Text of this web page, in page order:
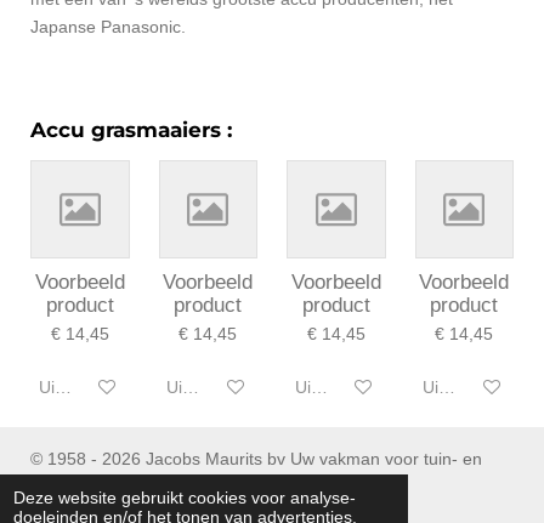
Deze website gebruikt cookies voor analyse-
doeleinden en/of het tonen van advertenties.
Japanse Panasonic.
Accu grasmaaiers :
Voorbeeld
product
€ 14,45
Uitgeschakeld
Voorbeeld
product
€ 14,45
Uitgeschakeld
Voorbeeld
product
€ 14,45
Uitgeschakeld
Voorbeeld
product
€ 14,45
Uitgeschakeld
© 1958 - 2026 Jacobs Maurits bv Uw vakman voor tuin- en
Tel : (+32) 053/ 77 90 06